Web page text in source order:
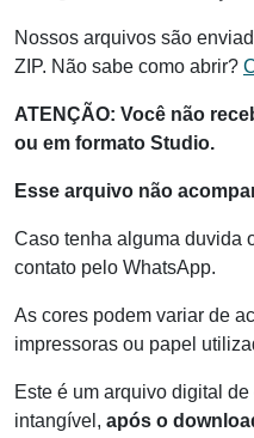
Nossos arquivos são
ZIP. Não sabe como abrir?
ATENÇÃO: Você não
ou em formato Studio.
Esse arquivo não
Caso tenha alguma duvida
contato pelo WhatsApp.
As cores podem variar de
impressoras ou papel
Este é um arquivo digital
intangível, após o